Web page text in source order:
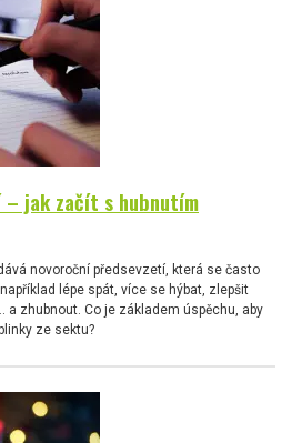
– jak začít s hubnutím
novoroční předsevzetí, která se často
lépe spát, více se hýbat, zlepšit
zhubnout. Co je základem úspěchu, aby
ze sektu?